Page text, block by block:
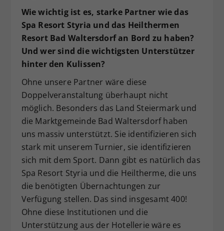
Wie wichtig ist es, starke Partner wie das
Spa Resort Styria und das Heilthermen
Resort Bad Waltersdorf an Bord zu haben?
Und wer sind die wichtigsten Unterstützer
hinter den Kulissen?
Ohne unsere Partner wäre diese
Doppelveranstaltung überhaupt nicht
möglich. Besonders das Land Steiermark und
die Marktgemeinde Bad Waltersdorf haben
uns massiv unterstützt. Sie identifizieren sich
stark mit unserem Turnier, sie identifizieren
sich mit dem Sport. Dann gibt es natürlich das
Spa Resort Styria und die Heiltherme, die uns
die benötigten Übernachtungen zur
Verfügung stellen. Das sind insgesamt 400!
Ohne diese Institutionen und die
Unterstützung aus der Hotellerie wäre es